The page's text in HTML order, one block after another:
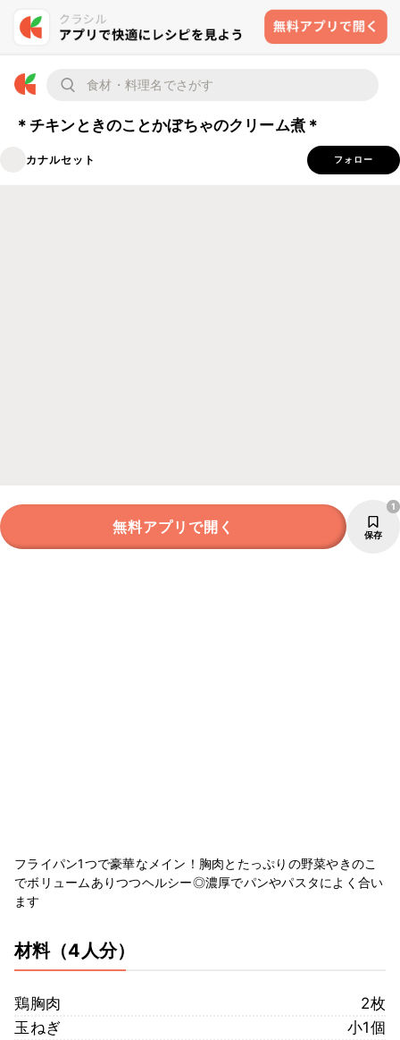
＊チキンときのことかぼちゃのクリーム煮＊
カナルセット フォロー
無料アプリで開く 保存
1
フライパン1つで豪華なメイン！胸肉とたっぷりの野菜やきのこ
でボリュームありつつヘルシー◎濃厚でパンやパスタによく合い
ます
材料（4人分）
鶏胸肉
2枚
玉ねぎ
小1個